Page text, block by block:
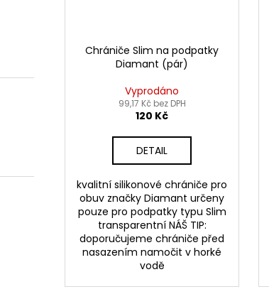
Chrániče Slim na podpatky
Diamant (pár)
Vyprodáno
99,17 Kč bez DPH
120 Kč
DETAIL
kvalitní silikonové chrániče pro
obuv značky Diamant určeny
pouze pro podpatky typu Slim
transparentní NÁŠ TIP:
doporučujeme chrániče před
nasazením namočit v horké
vodě